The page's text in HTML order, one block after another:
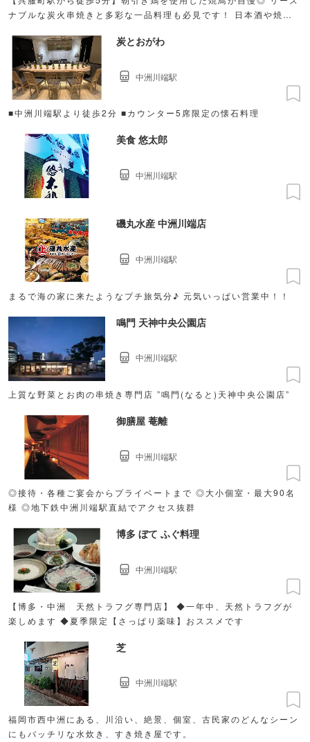
ナブルな炭火串焼きと多彩な一品料理も必見です！ 日本酒や焼酎
炭とおがわ
■中洲川端駅より徒歩2分 ■カウンター5席限定の懐石料理
中洲川端駅
美食 悠太郎
中洲川端駅
磯丸水産 中洲川端店
まるで海の家に来たようなプチ旅気分♪ 元気いっぱい営業中！！
中洲川端駅
鳴門 天神中央公園店
上質な野菜とお肉の串焼き専門店 ”鳴門(なると)天神中央公園店”
中洲川端駅
御膳屋 菴離
◎接待・各種ご宴会からプライベートまで ◎大小個室・最大90名
様 ◎地下鉄中洲川端駅直結でアクセス抜群
中洲川端駅
博多 ぼて ふぐ料理
【博多・中洲 天然トラフグ専門店】 ◆一年中、天然トラフグが
中洲川端駅
芝
福岡市西中洲にある、川沿い、絶景、個室、古民家のどんなシーン
にもバッチリな水炊き、すき焼き屋です。
中洲川端駅